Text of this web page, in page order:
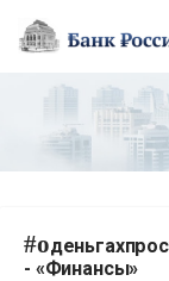
#о
- «Финансы»